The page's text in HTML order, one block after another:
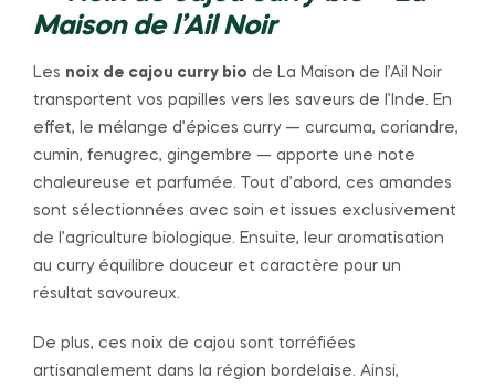
Maison de l’Ail Noir
Les noix de cajou curry bio de La Maison de l’Ail Noir
transportent vos papilles vers les saveurs de l’Inde. En
effet, le mélange d’épices curry — curcuma, coriandre,
cumin, fenugrec, gingembre — apporte une note
chaleureuse et parfumée. Tout d’abord, ces amandes
sont sélectionnées avec soin et issues exclusivement
de l’agriculture biologique. Ensuite, leur aromatisation
au curry équilibre douceur et caractère pour un
résultat savoureux.
De plus, ces noix de cajou sont torréfiées
artisanalement dans la région bordelaise. Ainsi,